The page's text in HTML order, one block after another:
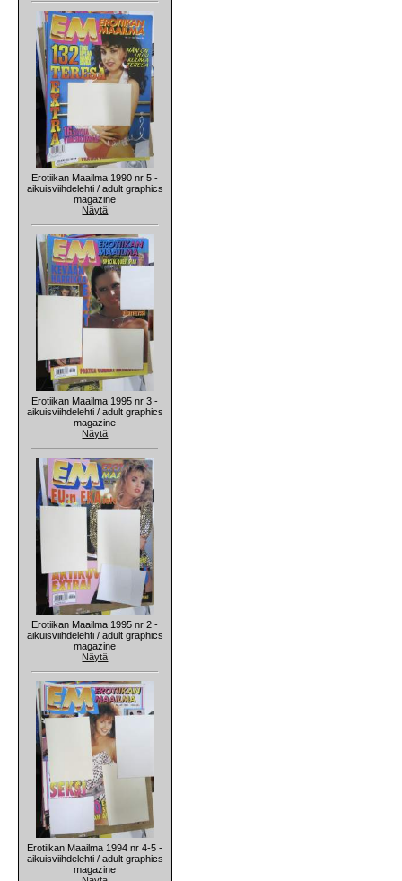
Erotiikan Maailma 1990 nr 5 -
aikuisviihdelehti / adult graphics
magazine
Näytä
Erotiikan Maailma 1995 nr 3 -
aikuisviihdelehti / adult graphics
magazine
Näytä
Erotiikan Maailma 1995 nr 2 -
aikuisviihdelehti / adult graphics
magazine
Näytä
Erotiikan Maailma 1994 nr 4-5 -
aikuisviihdelehti / adult graphics
magazine